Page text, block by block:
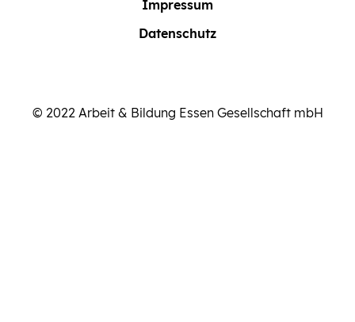
Impressum
Datenschutz
© 2022 Arbeit & Bildung Essen Gesellschaft mbH